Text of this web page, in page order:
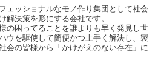
ェッショナルなモノ作り集団として社会
解決策を形にする会社です。
の困ってることを誰よりも早く発見し世
ウを駆使して簡便かつ上手く解決し、製
会の皆様から「かけがえのない存在」に